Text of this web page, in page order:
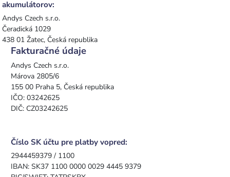
akumulátorov:
Andys Czech s.r.o.
Čeradická 1029
438 01 Žatec, Česká republika
Fakturačné údaje
Andys Czech s.r.o.
Márova 2805/6
155 00 Praha 5, Česká republika
IČO: 03242625
DIČ: CZ03242625
Číslo SK účtu pre platby vopred:
2944459379 / 1100
IBAN: SK37 1100 0000 0029 4445 9379